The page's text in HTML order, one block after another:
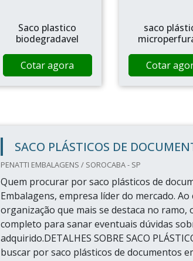
Saco plastico
biodegradavel
Cotar agora
saco
Cotar
SACO PLÁSTICOS DE
PENATTI EMBALAGENS / SOROCABA - SP
Quem procurar por saco plásticos de
Embalagens, empresa líder do mercado.
organização que mais se destaca no
completo para sanar eventuais dúvidas
adquirido.DETALHES SOBRE SACO
buscar por saco plásticos de documentos